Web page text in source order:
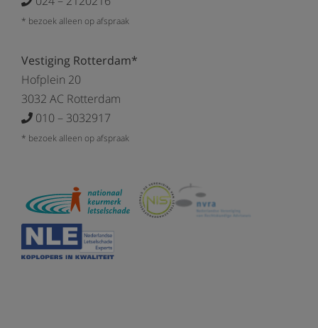
* bezoek alleen op afspraak
Vestiging Rotterdam*
Hofplein 20
3032 AC Rotterdam
010 – 3032917
* bezoek alleen op afspraak